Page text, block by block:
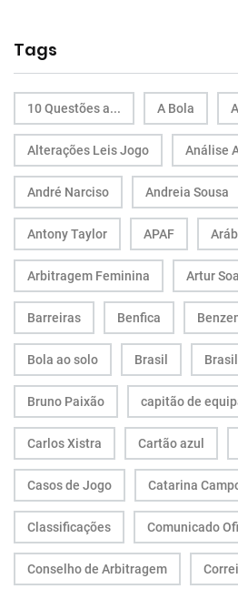
Tags
10 Questões a... A Bola
Alterações Leis Jogo Análise
André Narciso Andreia Sousa
Antony Taylor APAF
Arbitragem Feminina Artur
Barreiras Benfica
Bola ao solo Brasil
Bruno Paixão capitão de
Carlos Xistra Cartão azul
Casos de Jogo Catarina
Classificações Comunicado
Conselho de Arbitragem